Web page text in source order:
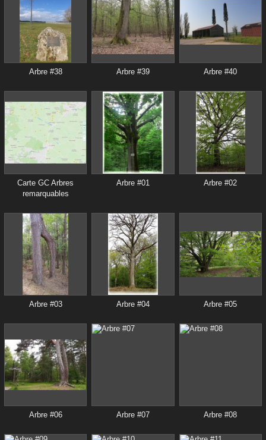
Arbre #38 Arbre #39 Arbre #40
Carte GC Arbres
remarquables
Arbre #01 Arbre #02
Arbre #03 Arbre #04 Arbre #05
Arbre #06 Arbre #07 Arbre #08